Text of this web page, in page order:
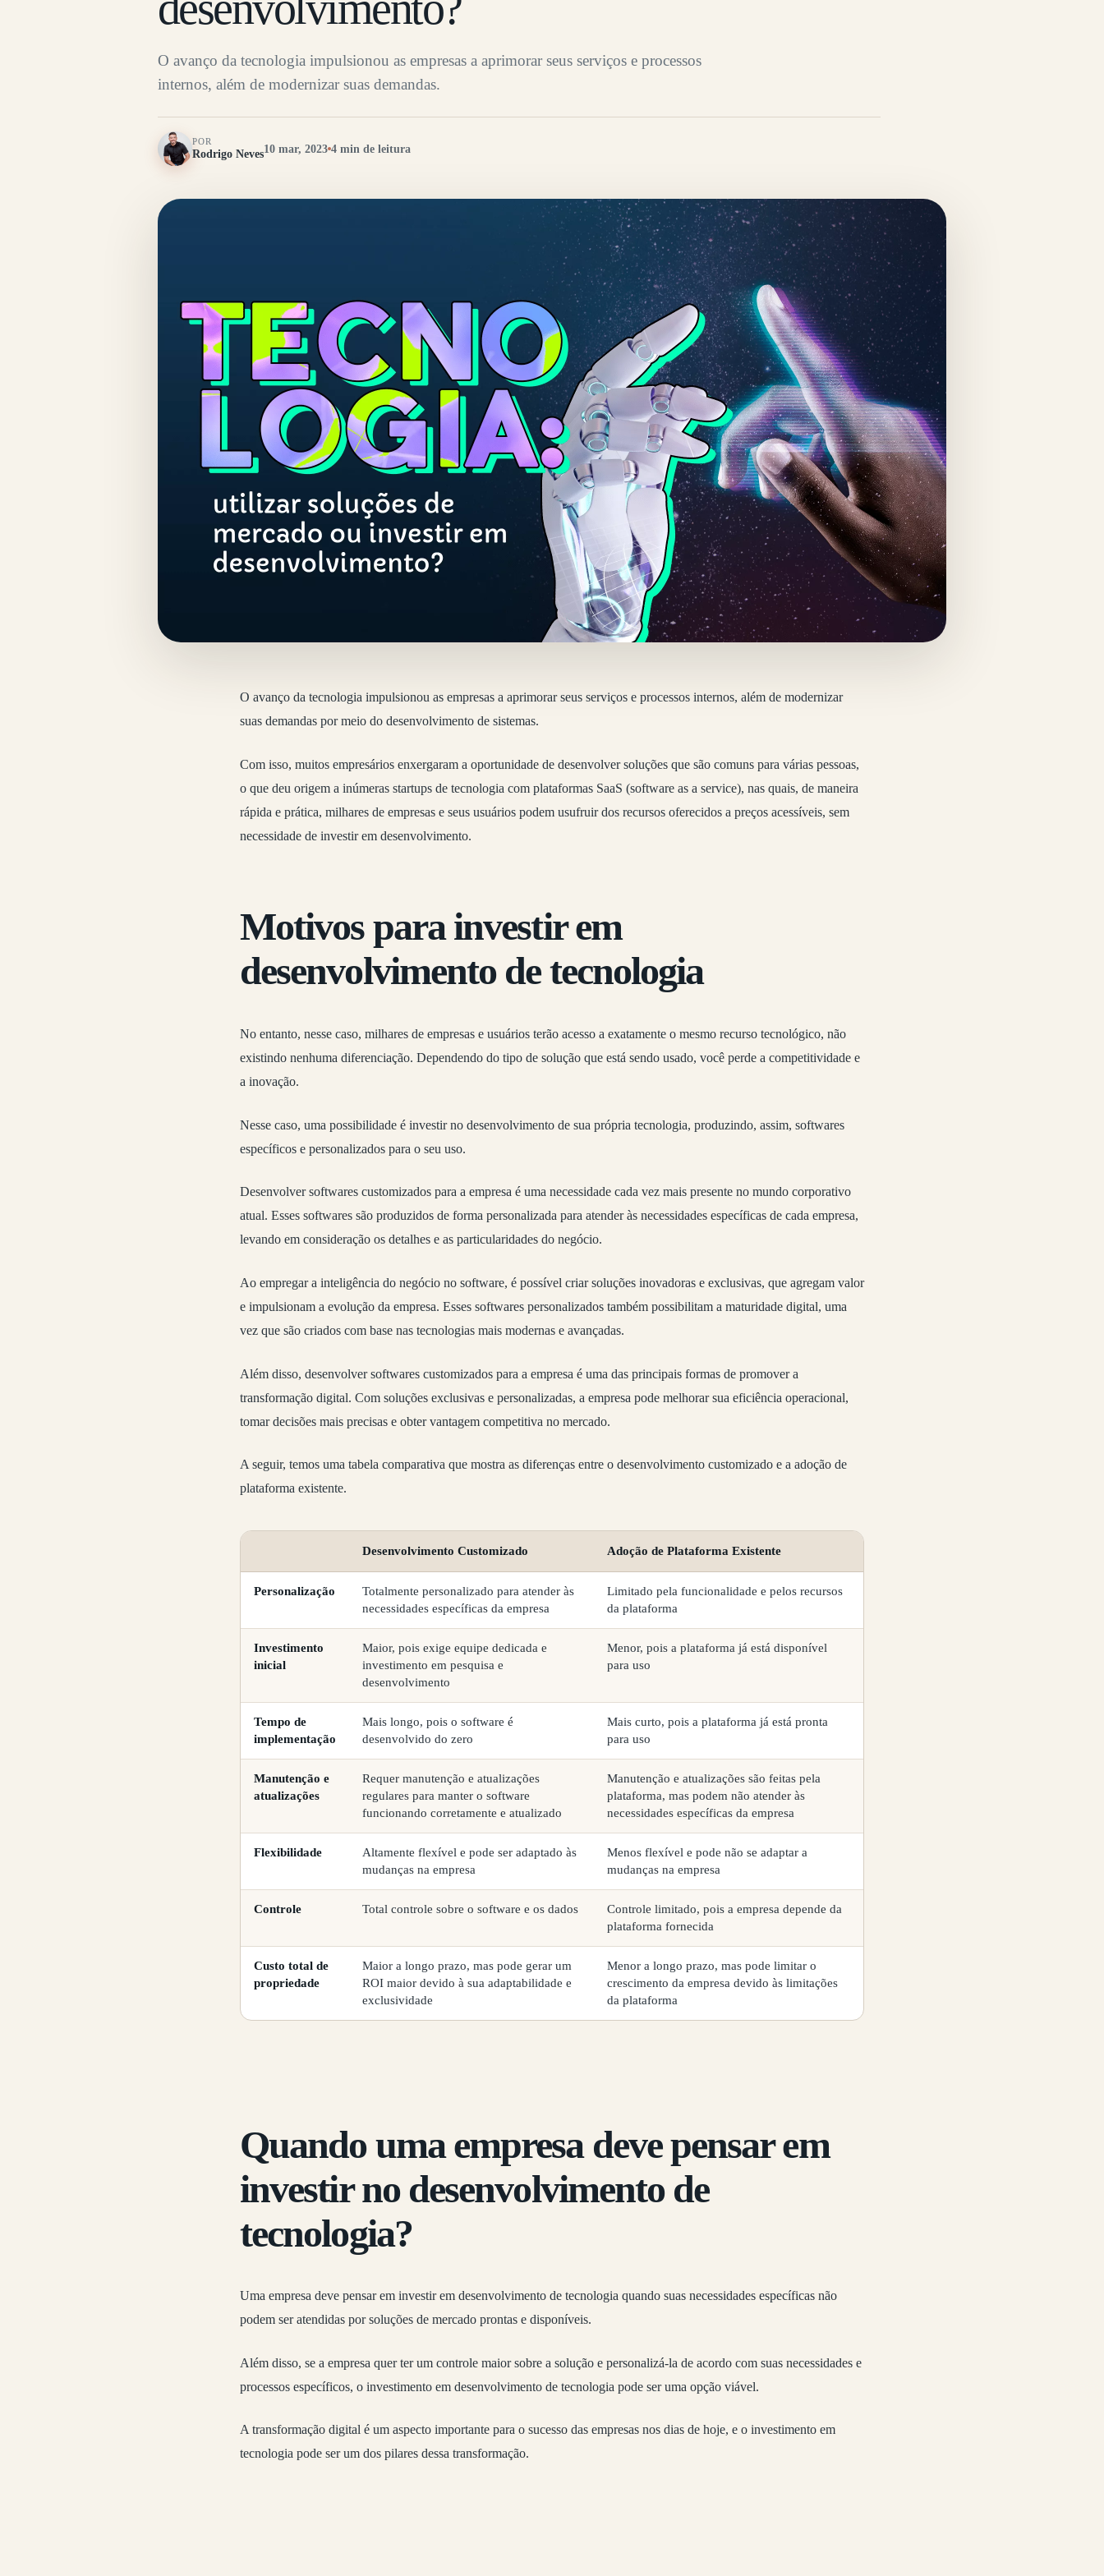
O avanço da tecnologia impulsionou as empresas a aprimorar seus serviços e processos
internos, além de modernizar suas demandas.
POR
Rodrigo Neves10 mar, 2023 4 min de leitura
O avanço da tecnologia impulsionou as empresas a aprimorar seus serviços e processos internos, além de modernizar
suas demandas por meio do desenvolvimento de sistemas.
Com isso, muitos empresários enxergaram a oportunidade de desenvolver soluções que são comuns para várias pessoas,
o que deu origem a inúmeras startups de tecnologia com plataformas SaaS (software as a service), nas quais, de maneira
rápida e prática, milhares de empresas e seus usuários podem usufruir dos recursos oferecidos a preços acessíveis, sem
necessidade de investir em desenvolvimento.
Motivos para investir em
desenvolvimento de tecnologia
No entanto, nesse caso, milhares de empresas e usuários terão acesso a exatamente o mesmo recurso tecnológico, não
existindo nenhuma diferenciação. Dependendo do tipo de solução que está sendo usado, você perde a competitividade e
a inovação.
Nesse caso, uma possibilidade é investir no desenvolvimento de sua própria tecnologia, produzindo, assim, softwares
específicos e personalizados para o seu uso.
Desenvolver softwares customizados para a empresa é uma necessidade cada vez mais presente no mundo corporativo
atual. Esses softwares são produzidos de forma personalizada para atender às necessidades específicas de cada empresa,
levando em consideração os detalhes e as particularidades do negócio.
Ao empregar a inteligência do negócio no software, é possível criar soluções inovadoras e exclusivas, que agregam valor
e impulsionam a evolução da empresa. Esses softwares personalizados também possibilitam a maturidade digital, uma
vez que são criados com base nas tecnologias mais modernas e avançadas.
Além disso, desenvolver softwares customizados para a empresa é uma das principais formas de promover a
transformação digital. Com soluções exclusivas e personalizadas, a empresa pode melhorar sua eficiência operacional,
tomar decisões mais precisas e obter vantagem competitiva no mercado.
A seguir, temos uma tabela comparativa que mostra as diferenças entre o desenvolvimento customizado e a adoção de
plataforma existente.
Desenvolvimento Customizado Adoção de Plataforma Existente
Personalização
Totalmente personalizado para atender às
necessidades específicas da empresa
Limitado pela funcionalidade e pelos recursos
da plataforma
Investimento
inicial
Maior, pois exige equipe dedicada e
investimento em pesquisa e
desenvolvimento
Menor, pois a plataforma já está disponível
para uso
Tempo de
implementação
Mais longo, pois o software é
desenvolvido do zero
Mais curto, pois a plataforma já está pronta
para uso
Manutenção e
atualizações
Requer manutenção e atualizações
regulares para manter o software
funcionando corretamente e atualizado
Manutenção e atualizações são feitas pela
plataforma, mas podem não atender às
necessidades específicas da empresa
Flexibilidade
Altamente flexível e pode ser adaptado às
mudanças na empresa
Menos flexível e pode não se adaptar a
mudanças na empresa
Controle Total controle sobre o software e os dados
Controle limitado, pois a empresa depende da
plataforma fornecida
Custo total de
propriedade
Maior a longo prazo, mas pode gerar um
ROI maior devido à sua adaptabilidade e
exclusividade
Menor a longo prazo, mas pode limitar o
crescimento da empresa devido às limitações
da plataforma
Quando uma empresa deve pensar em
investir no desenvolvimento de
tecnologia?
Uma empresa deve pensar em investir em desenvolvimento de tecnologia quando suas necessidades específicas não
podem ser atendidas por soluções de mercado prontas e disponíveis.
Além disso, se a empresa quer ter um controle maior sobre a solução e personalizá-la de acordo com suas necessidades e
processos específicos, o investimento em desenvolvimento de tecnologia pode ser uma opção viável.
A transformação digital é um aspecto importante para o sucesso das empresas nos dias de hoje, e o investimento em
tecnologia pode ser um dos pilares dessa transformação.